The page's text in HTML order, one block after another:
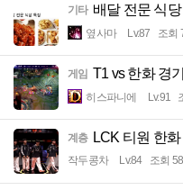
기타 배달 전문 식당
옆사마 Lv.87 조회
게임 T1 vs 한화 경
히스파니에 Lv.91
계층 LCK 티원 한
작두콩차 Lv.84 조회